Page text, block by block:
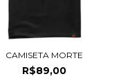
CAMISETA MORTE
R$89,00